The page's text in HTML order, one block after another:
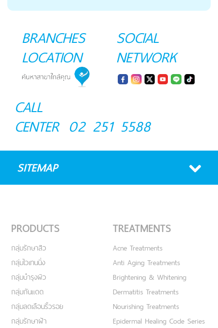
BRANCHES
LOCATION
SOCIAL
NETWORK
CALL
CENTER 02 251 5588
SITEMAP
PRODUCTS
กลุ่มรักษาสิว
กลุ่มไวเทนนิ่ง
กลุ่มบำรุงผิว
กลุ่มกันแดด
กลุ่มลดเลือนริ้วรอย
กลุ่มรักษาฝ้า
TREATMENTS
Acne Treatments
Anti Aging Treatments
Brightening & Whitening
Dermatitis Treatments
Nourishing Treatments
Epidermal Healing Code Series